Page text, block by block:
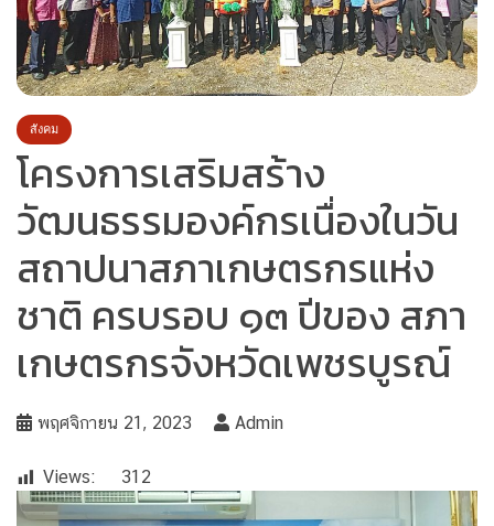
สังคม
โครงการเสริมสร้าง
วัฒนธรรมองค์กรเนื่องในวัน
สถาปนาสภาเกษตรกรแห่ง
ชาติ ครบรอบ ๑๓ ปีของ สภา
เกษตรกรจังหวัดเพชรบูรณ์
พฤศจิกายน 21, 2023 Admin
Views: 312